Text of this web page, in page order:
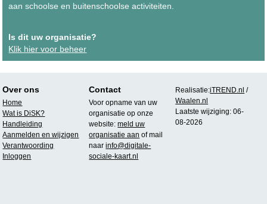
aan schoolse en buitenschoolse activiteiten.
Is dit uw organisatie?
Klik hier voor beheer
Over ons
Home
Wat is DiSK?
Handleiding
Aanmelden en wijzigen
Verantwoording
Inloggen
Contact
Voor opname van uw
organisatie op onze
website:meld uw
organisatie aan of mail
naarinfo@digitale-
sociale-kaart.nl
Realisatie:iTREND.nl /
Waalen.nl
Laatste wijziging: 06-
08-2026